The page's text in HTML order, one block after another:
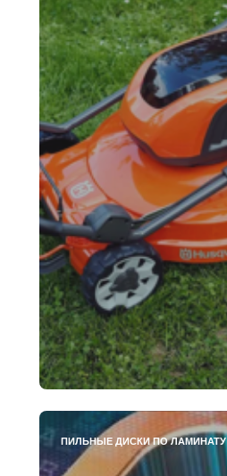
ПИЛЬНЫЕ ДИСКИ ПО ЛАМИНАТУ